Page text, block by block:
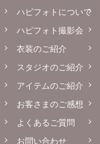
ハピフォトについて
ハピフォト撮影会
衣装のご紹介
スタジオのご紹介
アイテムのご紹介
お客さまのご感想
よくあるご質問
お問い合わせ